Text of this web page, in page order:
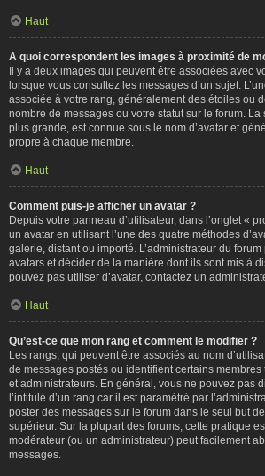
Haut
A quoi correspondent les images à proximité de
Il y a deux images qui peuvent être associées avec
lorsque vous consultez les messages d’un sujet.
associée à votre rang, généralement des étoiles ou
nombre de messages ou votre statut sur le forum.
plus grande, est connue sous le nom d’avatar et
propre à chaque membre.
Haut
Comment puis-je afficher un avatar ?
Depuis votre panneau d’utilisateur, dans l’onglet «
un avatar en utilisant l’une des quatre méthodes
galerie, distant ou importé. L’administrateur du
avatars et décider de la manière dont ils sont mis à
pouvez pas utiliser d’avatar, contactez un
Haut
Qu’est-ce que mon rang et comment le modifier ?
Les rangs, qui peuvent être associés au nom
de messages postés ou identifient certains
et administrateurs. En général, vous ne pouvez pas
l’intitulé d’un rang car il est paramétré par
poster des messages sur le forum dans le seul but
supérieur. Sur la plupart des forums, cette pratique
modérateur (ou un administrateur) peut facilement
messages.